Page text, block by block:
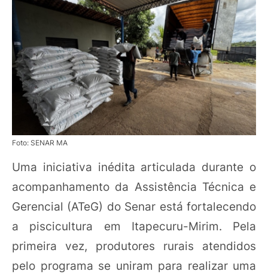
Foto: SENAR MA
Uma iniciativa inédita articulada durante o
acompanhamento da Assistência Técnica e
Gerencial (ATeG) do Senar está fortalecendo
a piscicultura em Itapecuru-Mirim. Pela
primeira vez, produtores rurais atendidos
pelo programa se uniram para realizar uma